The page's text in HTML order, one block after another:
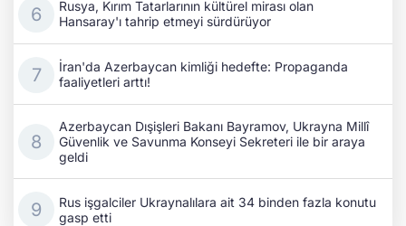
Rusya, Kırım Tatarlarının kültürel mirası olan
Hansaray'ı tahrip etmeyi sürdürüyor
İran'da Azerbaycan kimliği hedefte: Propaganda
faaliyetleri arttı!
Azerbaycan Dışişleri Bakanı Bayramov, Ukrayna Millî
Güvenlik ve Savunma Konseyi Sekreteri ile bir araya
geldi
Rus işgalciler Ukraynalılara ait 34 binden fazla konutu
gasp etti